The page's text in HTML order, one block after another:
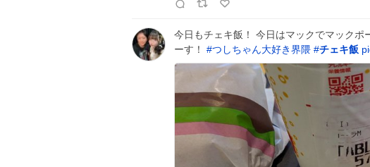
今日もチェキ飯！ 今日はマックでマックポ
ーす！ #つしちゃん大好き界隈 #チェキ飯